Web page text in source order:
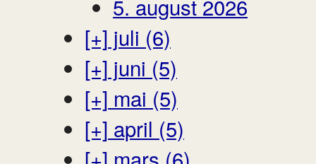
5. august 2026
[+] juli (6)
[+] juni (5)
[+] mai (5)
[+] april (5)